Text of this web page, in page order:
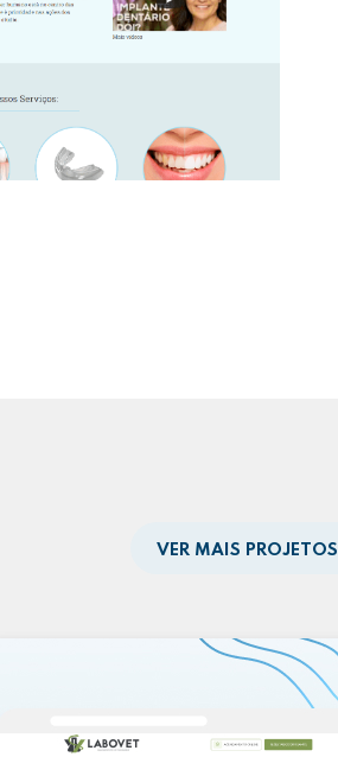
VER MAIS PROJETOS